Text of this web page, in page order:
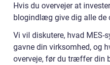
Hvis du overvejer at
blogindlæg give dig alle de
Vi vil diskutere, hvad MES-
gavne din virksomhed, og
overveje, før du træffer din